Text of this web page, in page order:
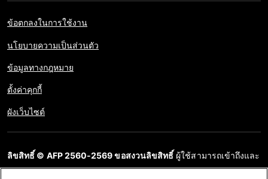
ข้อตกลงในการใช้งาน
นโยบายความเป็นส่วนตัว
ข้อมูลทางกฎหมาย
ตั้งค่าคุกกี้
ผังเว็บไซต์
ลิขสิทธิ์ © AFP 2560-2569 ขอสงวนลิขสิทธิ์ ผู้ใช้สามารถเข้าถึงและ